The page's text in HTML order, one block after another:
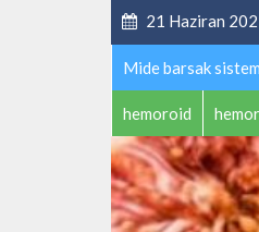
21 Haziran
Mide barsak
hemoroid